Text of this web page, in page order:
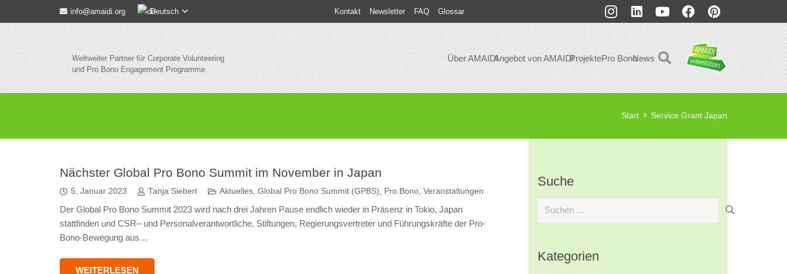
info@amaidi.org Deutsch Kontakt Newsletter FAQ Glossar
Weltweiter Partner für Corporate Volunteering
und Pro Bono Engagement Programme
Über AMAIDIAngebot von AMAIDIProjektePro BonoNews
Start Service Grant Japan
Nächster Global Pro Bono Summit im November in Japan
5. Januar 2023 Tanja Siebert Aktuelles ,Global Pro Bono Summit (GPBS) Pro Bono ,Veranstaltungen
Der Global Pro Bono Summit 2023 wird nach drei Jahren Pause endlich wieder in Präsenz in Tokio, Japan
stattfinden und CSR– und Personalverantwortliche, Stiftungen, Regierungsvertreter und Führungskräfte der Pro-
Bono-Bewegung aus…
WEITERLESEN
Suche
Kategorien